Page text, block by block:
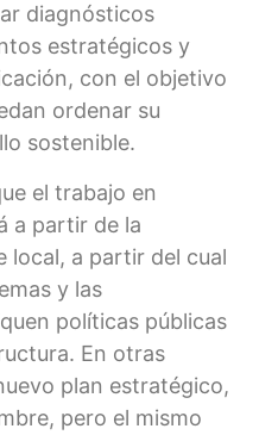
diagnósticos
estratégicos y
con el objetivo
ordenar su
sostenible.
el trabajo en
a partir de la
local, a partir del cual
y las
políticas públicas
En otras
plan estratégico,
pero el mismo